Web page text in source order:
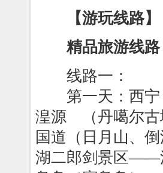
【游玩线路】
精品旅游线路
线路一：
第一天：西
湟源 （丹噶尔
国道（日月山、
湖二郎剑景区